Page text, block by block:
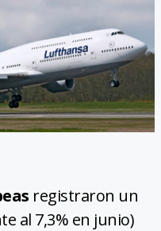
registraron un
al 7,3% en junio)